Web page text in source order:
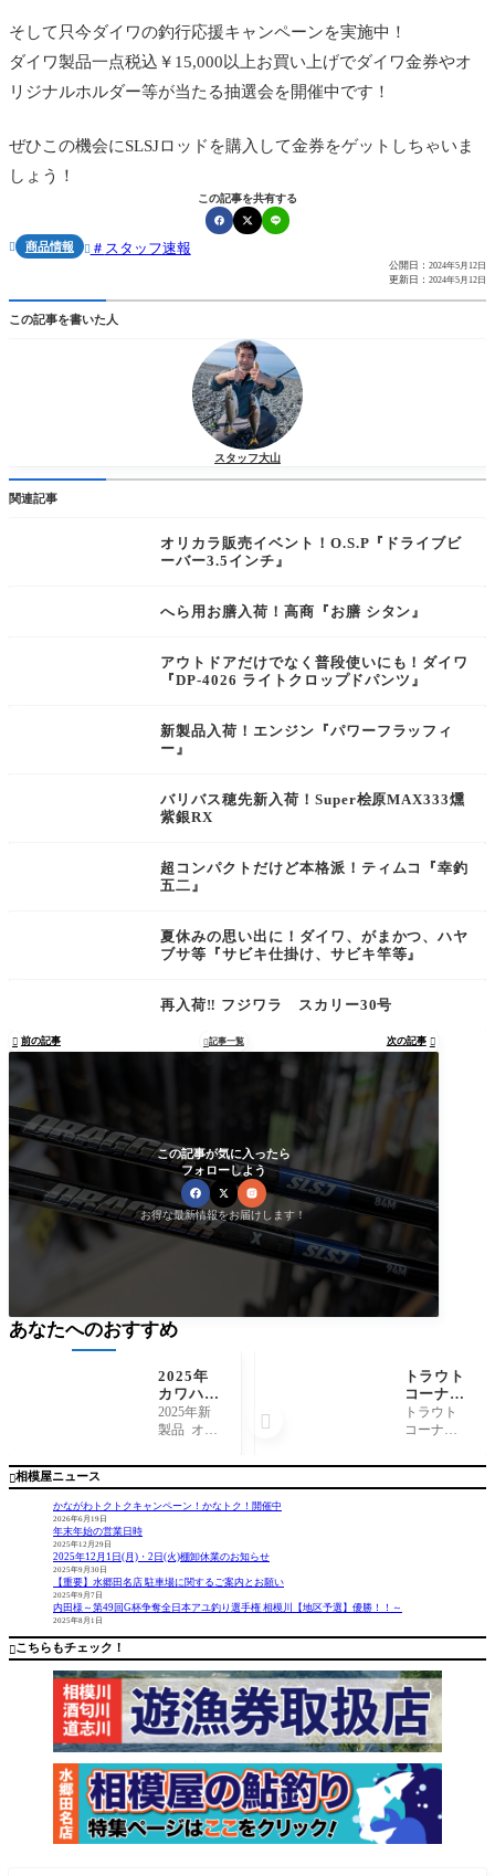
そして只今ダイワの釣行応援キャンペーンを実施中！
ダイワ製品一点税込￥15,000以上お買い上げでダイワ金券やオ
リジナルホルダー等が当たる抽選会を開催中です！
ぜひこの機会にSLSJロッドを購入して金券をゲットしちゃいま
しょう！
この記事を共有する
 商品情報  スタッフ速報
公開日： 2024年5月12日
更新日： 2024年5月12日
この記事を書いた人
スタッフ大山
関連記事
オリカラ販売イベント！O.S.P『ドライブビ
ーバー3.5インチ』
へら用お膳入荷！高商『お膳 シタン』
アウトドアだけでなく普段使いにも！ダイワ
『DP-4026 ライトクロップドパンツ』
新製品入荷！エンジン『パワーフラッフィ
ー』
バリバス穂先新入荷！Super桧原MAX333燻
紫銀RX
超コンパクトだけど本格派！ティムコ『幸釣
五二』
夏休みの思い出に！ダイワ、がまかつ、ハヤ
ブサ等『サビキ仕掛け、サビキ竿等』
再入荷‼︎ フジワラ スカリー30号
 前の記事 記事一覧 次の記事 
この記事が気に入ったら
フォローしよう
お得な最新情報をお届けします！
相模屋ニュース
かながわトクトクキャンペーン！かなトク！開催中
2026年6月19日
年末年始の営業日時
2025年12月29日
2025年12月1日(月)・2日(火)棚卸休業のお知らせ
2025年9月30日
【重要】水郷田名店 駐車場に関するご案内とお願い
2025年9月7日
内田様～第49回G杯争奪全日本アユ釣り選手権 相模川【地区予選】優勝！！～
2025年8月1日
こちらもチェック！
あなたへのおすすめ
2025年
カワハギ
シーズン
開幕！
2025年新
製品 オー
イワ、が
カワハギ
リジナル
シンカ
ー 集寄
新製品 ハ
ヤブサ
トラウト
コーナー
よりご案
内！
トラウト
コーナー
内しま
イロン、
フロロ、P
